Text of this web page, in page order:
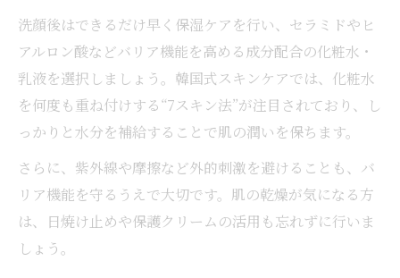
乾燥肌が改善しない原因を科学的に解説
乾燥肌改善に必要なバリア機能サポート法
韓国美容発想から学ぶ乾燥肌の秘密
乾燥肌改善に学ぶ韓国人の美肌習慣とは
韓国美容から知る乾燥肌対策の実践ポイン
ト
乾燥肌改善の鍵は韓国式スキンケアにあり
洗顔後はできるだけ早く保湿ケアを行い、セラミドやヒ
アルロン酸などバリア機能を高める成分配合の化粧水・
乳液を選択しましょう。韓国式スキンケアでは、化粧水
を何度も重ね付けする“7スキン法”が注目されており、し
っかりと水分を補給することで肌の潤いを保ちます。
さらに、紫外線や摩擦など外的刺激を避けることも、バ
リア機能を守るうえで大切です。肌の乾燥が気になる方
は、日焼け止めや保護クリームの活用も忘れずに行いま
しょう。